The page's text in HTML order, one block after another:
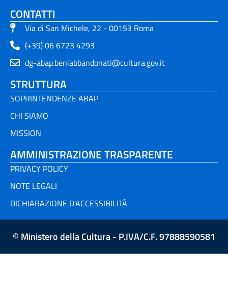
CONTATTI
Via di San Michele, 22 - 00153 Roma
(+39) 06 6723 4293
dg-abap.beniabbandonati@cultura.gov.it
STRUTTURA
SOPRINTENDENZE ABAP
CHI SIAMO
MISSION
AMMINISTRAZIONE TRASPARENTE
PRIVACY POLICY
NOTE LEGALI
DICHIARAZIONE D'ACCESSIBILITÀ
© Ministero della Cultura - P.IVA/C.F. 97888590581